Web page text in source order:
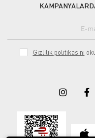
Gizlilik politikasını